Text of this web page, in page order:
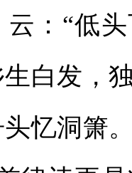
云：“低
白发，
忆洞箫